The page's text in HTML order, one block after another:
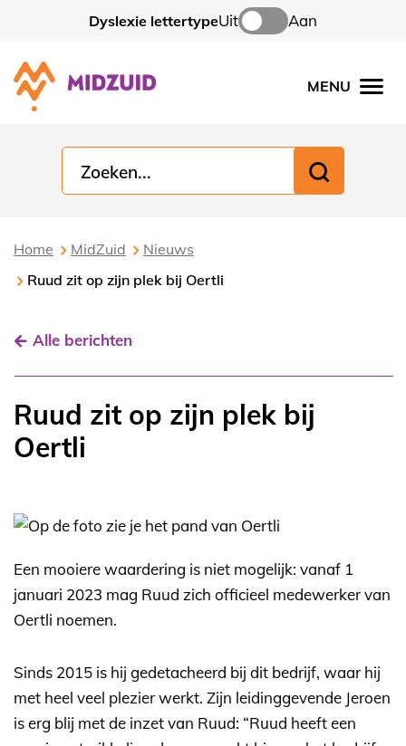
Dyslexie lettertypeUit Aan
MENU
Home MidZuid
Nieuws
Ruud zit op zijn plek bij Oertli
Alle berichten
Ruud zit op zijn plek bij
Oertli
Een mooiere waardering is niet mogelijk: vanaf 1
januari 2023 mag Ruud zich officieel medewerker van
Oertli noemen.
Sinds 2015 is hij gedetacheerd bij dit bedrijf, waar hij
met heel veel plezier werkt. Zijn leidinggevende Jeroen
is erg blij met de inzet van Ruud: “Ruud heeft een